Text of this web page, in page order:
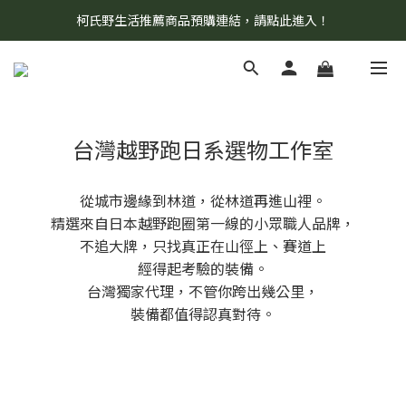
8/7 當天暫停開放工作室。請見諒！
柯氏野生活推薦商品預購連結，請點此進入！
8/7 當天暫停開放工作室。請見諒！
台灣越野跑日系選物工作室
從城市邊緣到林道，從林道再進山裡。
精選來自日本越野跑圈第一線的小眾職人品牌，
不追大牌，只找真正在山徑上、賽道上
經得起考驗的裝備。
台灣獨家代理，不管你跨出幾公里，
裝備都值得認真對待。